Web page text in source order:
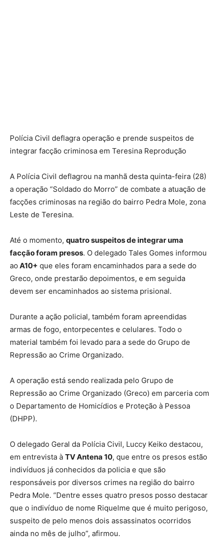
Polícia Civil deflagra operação e prende suspeitos de
integrar facção criminosa em Teresina Reprodução
A Polícia Civil deflagrou na manhã desta quinta-feira (28)
a operação “Soldado do Morro” de combate a atuação de
facções criminosas na região do bairro Pedra Mole, zona
Leste de Teresina.
Até o momento, quatro suspeitos de integrar uma
facção foram presos. O delegado Tales Gomes informou
ao A10+ que eles foram encaminhados para a sede do
Greco, onde prestarão depoimentos, e em seguida
devem ser encaminhados ao sistema prisional.
Durante a ação policial, também foram apreendidas
armas de fogo, entorpecentes e celulares. Todo o
material também foi levado para a sede do Grupo de
Repressão ao Crime Organizado.
A operação está sendo realizada pelo Grupo de
Repressão ao Crime Organizado (Greco) em parceria com
o Departamento de Homicídios e Proteção à Pessoa
(DHPP).
O delegado Geral da Polícia Civil, Luccy Keiko destacou,
em entrevista à TV Antena 10, que entre os presos estão
indivíduos já conhecidos da policia e que são
responsáveis por diversos crimes na região do bairro
Pedra Mole. “Dentre esses quatro presos posso destacar
que o indivíduo de nome Riquelme que é muito perigoso,
suspeito de pelo menos dois assassinatos ocorridos
ainda no mês de julho”, afirmou.